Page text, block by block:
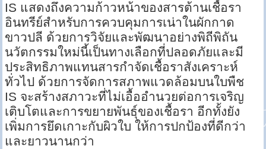
IS แสดงถึงความก้าวหน้าของสารต้านเชื้อรา
อินทรีย์สำหรับการควบคุมการเน่าในผักกาด
ขาวปลี ด้วยการวิจัยและพัฒนาอย่างพิถีพิถัน
นวัตกรรมใหม่นี้เป็นทางเลือกที่ปลอดภัยและมี
ประสิทธิภาพแทนสารกำจัดเชื้อราสังเคราะห์
ทั่วไป ด้วยการจัดการสภาพแวดล้อมบนใบพืช
IS จะสร้างสภาวะที่ไม่เอื้ออำนวยต่อการเจริญ
เติบโตและการขยายพันธุ์ของเชื้อรา อีกทั้งยัง
เพิ่มการยึดเกาะกับผิวใบ ให้การปกป้องที่ดีกว่า
และยาวนานกว่า